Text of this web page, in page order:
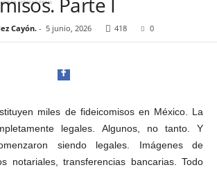
Cayón.- 5 junio, 2026 418 0
Facebook
miles de fideicomisos en México. La
legales. Algunos, no tanto. Y
siendo legales. Imágenes de
notariales, transferencias bancarias. Todo